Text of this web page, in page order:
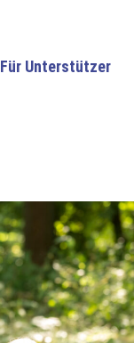
Für Unterstützer